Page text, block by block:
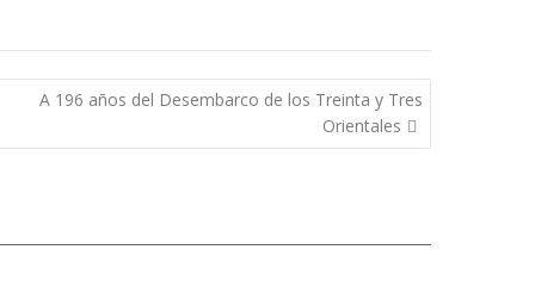
A 196 años del Desembarco de los Treinta y Tres
Orientales